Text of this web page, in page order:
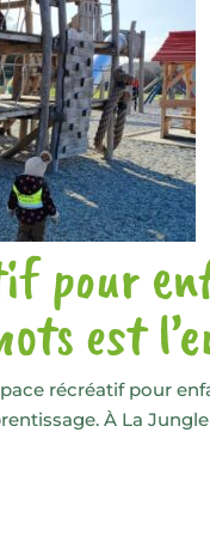
pour
est
récréatif pour
À La